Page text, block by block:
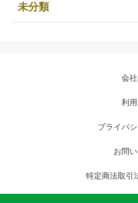
未分類
会
利
プライバ
お問
特定商法取引